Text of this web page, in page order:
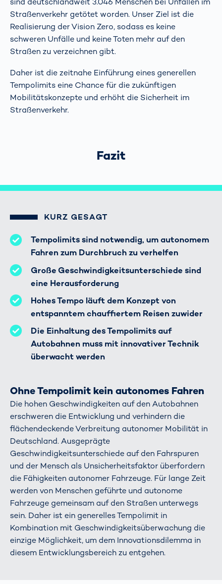
Straßenverkehr getötet worden. Unser Ziel ist die
Realisierung der Vision Zero, sodass es keine
schweren Unfälle und keine Toten mehr auf den
Straßen zu verzeichnen gibt.
Daher ist die zeitnahe Einführung eines generellen
Tempolimits eine Chance für die zukünftigen
Mobilitätskonzepte und erhöht die Sicherheit im
Straßenverkehr.
Fazit
KURZ GESAGT
Tempolimits sind notwendig, um autonomem
Fahren zum Durchbruch zu verhelfen
Große Geschwindigkeitsunterschiede sind
eine Herausforderung
Hohes Tempo läuft dem Konzept von
entspanntem chauffiertem Reisen zuwider
Die Einhaltung des Tempolimits auf
Autobahnen muss mit innovativer Technik
überwacht werden
Ohne Tempolimit kein autonomes Fahren
Die hohen Geschwindigkeiten auf den Autobahnen
erschweren die Entwicklung und verhindern die
flächendeckende Verbreitung autonomer Mobilität in
Deutschland. Ausgeprägte
Geschwindigkeitsunterschiede auf den Fahrspuren
und der Mensch als Unsicherheitsfaktor überfordern
die Fähigkeiten autonomer Fahrzeuge. Für lange Zeit
werden von Menschen geführte und autonome
Fahrzeuge gemeinsam auf den Straßen unterwegs
sein. Daher ist ein generelles Tempolimit in
Kombination mit Geschwindigkeitsüberwachung die
einzige Möglichkeit, um dem Innovationsdilemma in
diesem Entwicklungsbereich zu entgehen.